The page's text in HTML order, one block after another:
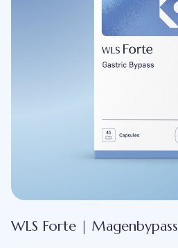
WLS Forte | Magenbypass